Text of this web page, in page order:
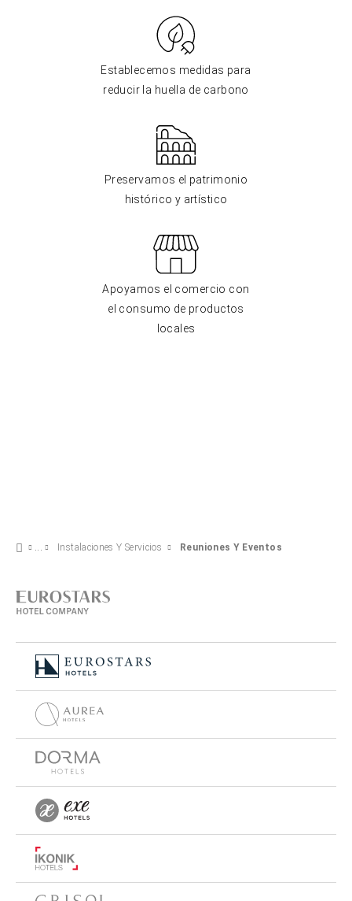
Establecemos medidas para
reducir la huella de carbono
Preservamos el patrimonio
histórico y artístico
Apoyamos el comercio con
el consumo de productos
locales
Instalaciones Y Servicios Reuniones Y Eventos